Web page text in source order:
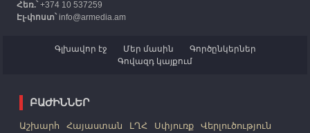
Հեռ.՝+374 10 537259
Էլ-փոստ՝info@armedia.am
Գլխավոր էջ Մեր մասին
Գործընկերներ
Գովազդ կայքում
ԲԱԺԻՆՆԵՐ
Աշխարհ Հայաստան ԼՂՀ Սփյուռք
Վերլուծություն